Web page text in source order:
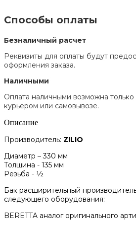
Способы оплаты
Безналичный расчет
Реквизиты для оплаты будут
оформления заказа.
Наличными
Оплата наличными возможна
курьером или самовывозе.
Описание
Производитель: ZILIO
Диаметр – 330 мм
Толщина - 135 мм
Резьба - ½
Бак расширительный
следующего оборудования:
BERETTA аналог оригинального